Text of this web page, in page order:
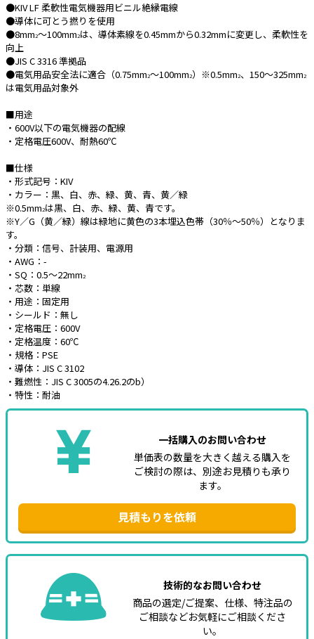
その他
e431オリジナル
暑さ対策
販売終了品
●KIV LF 柔軟性電気機器用ビニル絶縁電線
●導体に可とう撚りを使用
●8mm2～100mm2は、導体素線を0.45mmから0.32mmに変更し、柔軟性を
向上
●JIS C 3316 準拠品
●電気用品安全法に適合（0.75mm2～100mm2）※0.5mm2、150～325mm2
は電気用品対象外
■用途
・600V以下の電気機器の配線
・定格電圧600V、耐熱60℃
■仕様
・形式記号：KIV
・カラー：黒、白、赤、緑、黄、青、黄／緑
※0.5mm2は黒、白、赤、緑、黄、青です。
※Y／G（黄／緑）線は緑地に黄色の3本埋込色帯（30％～50％）となりま
す。
・分類：信号、計装用、電源用
・AWG：-
・SQ：0.5～22mm2
・芯数：単線
・用途：固定用
・シールド：無し
・定格電圧：600V
・定格温度：60℃
・規格：PSE
・導体：JIS C 3102
・難燃性：JIS C 3005の4.26.2のb）
・特性：耐油
一括購入のお問い合わせ
単価表の数量を大きく越える購入を
ご検討の際は、別途お見積りも承り
ます。
見積もりを依頼
技術的なお問い合わせ
商品の選定/ご提案、仕様、特注品の
ご相談などお気軽にご相談くださ
い。